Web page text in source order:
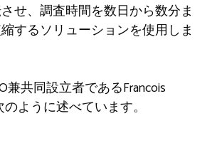
せ、調査時間を数日から数分ま
するソリューションを使用しま
兼共同設立者であるFrancois
のように述べています。